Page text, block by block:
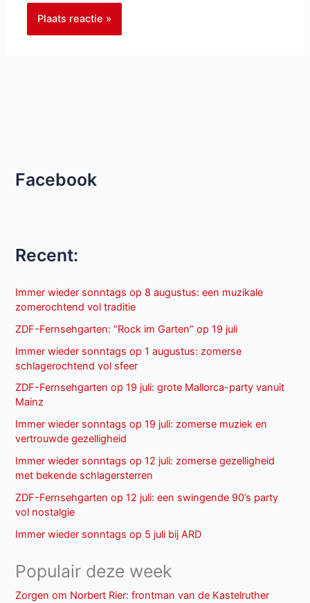
Facebook
Recent:
Immer wieder sonntags op 8 augustus: een muzikale
zomerochtend vol traditie
ZDF-Fernsehgarten: “Rock im Garten” op 19 juli
Immer wieder sonntags op 1 augustus: zomerse
schlagerochtend vol sfeer
ZDF-Fernsehgarten op 19 juli: grote Mallorca-party vanuit
Mainz
Immer wieder sonntags op 19 juli: zomerse muziek en
vertrouwde gezelligheid
Immer wieder sonntags op 12 juli: zomerse gezelligheid
met bekende schlagersterren
ZDF-Fernsehgarten op 12 juli: een swingende 90’s party
vol nostalgie
Immer wieder sonntags op 5 juli bij ARD
Populair deze week
Zorgen om Norbert Rier: frontman van de Kastelruther